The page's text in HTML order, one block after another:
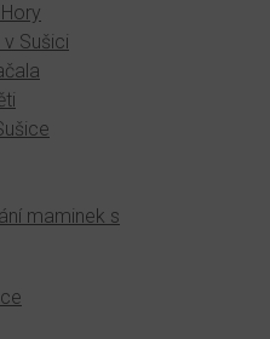
Sušici
maminek s